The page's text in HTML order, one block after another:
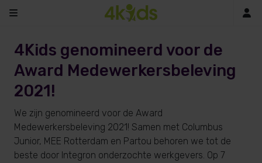
4Kids genomineerd voor de
Award Medewerkersbeleving
2021!
We zijn genomineerd voor de Award
Medewerkersbeleving 2021! Samen met Columbus
Junior, MEE Rotterdam en Partou behoren we tot de
beste door Integron onderzochte werkgevers. Op 7